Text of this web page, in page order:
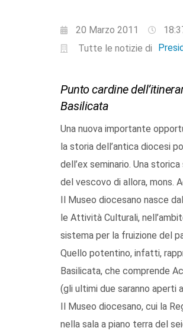
20 Marzo 2011
Tutte le notizie di
Punto cardine
Basilicata
Una nuova importante
la storia dell’antica diocesi
dell’ex seminario. Una
del vescovo di allora, mons.
Il Museo diocesano nasce
le Attività Culturali,
sistema per la fruizione del
Quello potentino, infatti,
Basilicata, che comprende
(gli ultimi due saranno aperti
Il Museo diocesano, cui la
nella sala a piano terra del